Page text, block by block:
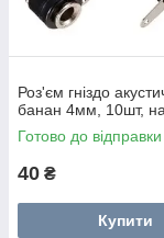
Роз'єм гніздо
банан 4мм, 10шт,
Готово до відправки
40 ₴
Купити